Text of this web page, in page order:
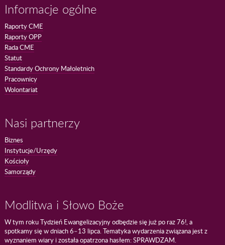
Informacje ogólne
Raporty CME
Raporty OPP
Rada CME
Statut
Standardy Ochrony Małoletnich
Pracownicy
Wolontariat
Nasi partnerzy
Biznes
Instytucje/Urzędy
Kościoły
Samorządy
Modlitwa i Słowo Boże
W tym roku Tydzień Ewangelizacyjny odbędzie się już po raz 76!, a
spotkamy się w dniach 6–13 lipca. Tematyka wydarzenia związana jest z
wyznaniem wiary i została opatrzona hasłem: SPRAWDZAM.